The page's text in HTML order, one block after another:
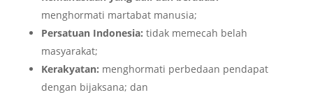
menghormati martabat manusia;
Persatuan Indonesia: tidak memecah belah
masyarakat;
Kerakyatan: menghormati perbedaan pendapat
dengan bijaksana; dan